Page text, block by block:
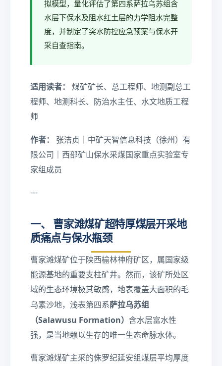
拟模型，量化评估了第四系萨拉乌苏组含
水层下保水及阻水红土层的力学阻水完整
度，并制定了突水防控应急预案与保水开
采自查指南。
适用读者：
煤矿矿长、总工程师、地测副总工
程师、地测科长、防治水主任、水文地质工程
师
作者：
张洁贞｜中矿天智信息科技（徐州）有
限公司｜西部矿山保水采煤国家重点实验室专
家组成员
---
一、 曹家滩煤矿超特厚煤层开采地
质痛点与保水瓶颈
曹家滩煤矿位于陕西榆林神府矿区，属国家级
能源基地的重要支柱矿井。然而，该矿所处区
域的生态环境极其敏感，地表覆盖大面积的毛
乌素沙地，浅表第四系萨拉乌苏组
（Salawusu Formation） 含水层富水性
强，是当地赖以生存的唯一生态命脉水体。
曹家滩煤矿主采的侏罗纪延安组煤层平均厚度